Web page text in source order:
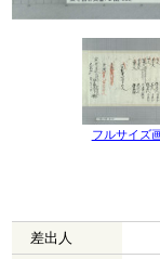
フルサイズ
差出人